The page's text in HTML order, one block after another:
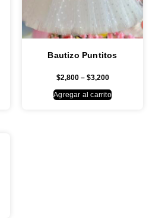
Bautizo Puntitos
$2,800 – $3,200
Agregar al carrito